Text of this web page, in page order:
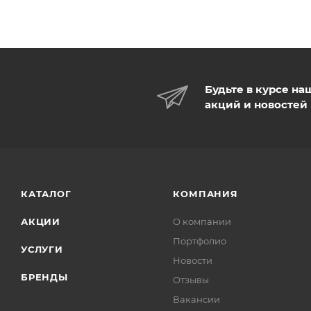
Будьте в курсе
акций и новостей
КАТАЛОГ
АКЦИИ
УСЛУГИ
БРЕНДЫ
КОМПАНИЯ
О компании
Портфолио
Новости
Отзывы
Вакансии